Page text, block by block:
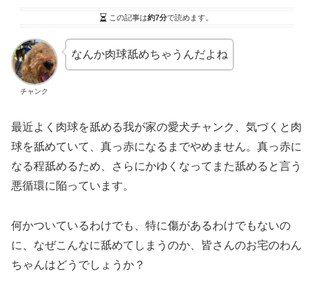
この記事は約7分で読めます。
チャンク
なんか肉球舐めちゃうんだよね
最近よく肉球を舐める我が家の愛犬チャンク、気づくと肉
球を舐めていて、真っ赤になるまでやめません。真っ赤に
なる程舐めるため、さらにかゆくなってまた舐めると言う
悪循環に陥っています。
何かついているわけでも、特に傷があるわけでもないの
に、なぜこんなに舐めてしまうのか、皆さんのお宅のわん
ちゃんはどうでしょうか？